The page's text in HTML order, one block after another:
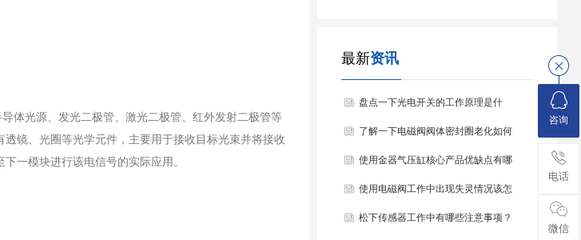
光源、发光二极管、激光二极管、红外发射二极管等
镜、光圈等光学元件，主要用于接收目标光束并将接收
一模块进行该电信号的实际应用。
最新资讯
盘点一下光电开关的工作原理是什
么？
了解一下电磁阀阀体密封圈老化如何
处理？
使用金器气压缸核心产品优缺点有哪
些？
使用电磁阀工作中出现失灵情况该怎
么办？
松下传感器工作中有哪些注意事项？
咨询
电话
微信